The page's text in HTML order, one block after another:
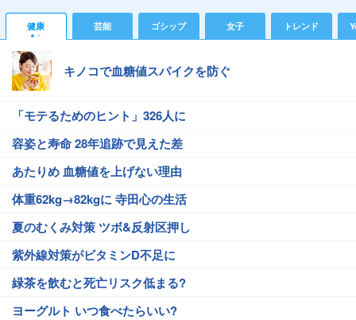
健康 芸能 ゴシップ 女子 トレンド
キノコで血糖値スパイクを防ぐ
「モテるためのヒント」326人に
容姿と寿命 28年追跡で見えた差
あたりめ 血糖値を上げない理由
体重62kg→82kgに 寺田心の生活
夏のむくみ対策 ツボ&反射区押し
紫外線対策がビタミンD不足に
緑茶を飲むと死亡リスク低まる?
ヨーグルト いつ食べたらいい?